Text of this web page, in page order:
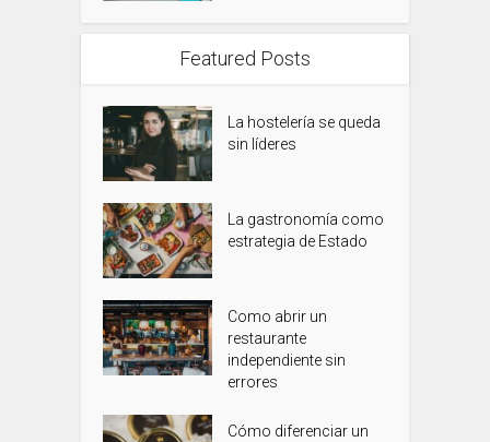
Featured Posts
La hostelería se queda
sin líderes
La gastronomía como
estrategia de Estado
Como abrir un
restaurante
independiente sin
errores
Cómo diferenciar un